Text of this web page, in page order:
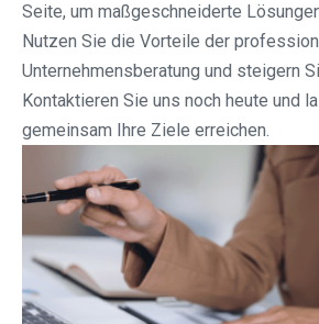
Seite, um maßgeschneiderte
Nutzen Sie die Vorteile der
Unternehmensberatung und steigern
Kontaktieren Sie uns noch heute und
gemeinsam Ihre Ziele erreichen.